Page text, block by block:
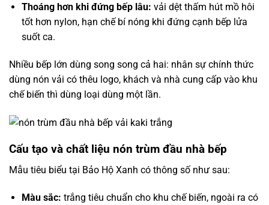
Thoáng hơn khi đứng bếp lâu: vải dệt thấm hút mồ hôi
tốt hơn nylon, hạn chế bí nóng khi đứng cạnh bếp lửa
suốt ca.
Nhiều bếp lớn dùng song song cả hai: nhân sự chính thức
dùng nón vải có thêu logo, khách và nhà cung cấp vào khu
chế biến thì dùng loại dùng một lần.
Cấu tạo và chất liệu nón trùm đầu nhà bếp
Mẫu tiêu biểu tại Bảo Hộ Xanh có thông số như sau:
Màu sắc: trắng tiêu chuẩn cho khu chế biến, ngoài ra có